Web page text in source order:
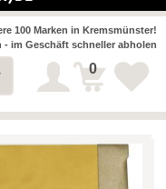
Webseiten
100 Marken in Kremsmünster!
- im Geschäft schneller abholen
0